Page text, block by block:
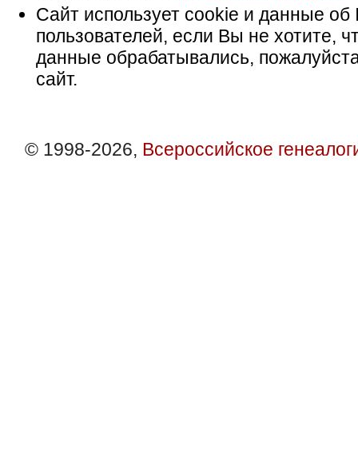
Сайт использует cookie и данные об
пользователей, если Вы не хотите,
данные обрабатывались,
сайт.
© 1998-2026, Всероссийское